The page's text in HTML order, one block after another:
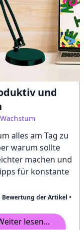
und
alles am Tag zu
warum sollte
machen und
für konstante
Bewertung der Artikel •
lesen...